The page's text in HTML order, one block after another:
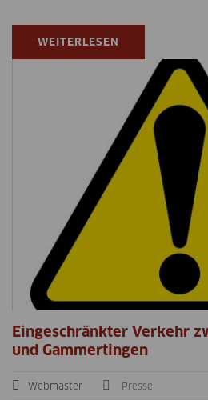
WEITERLESEN
Eingeschränkter Verkehr
und Gammertingen
Webmaster Presse